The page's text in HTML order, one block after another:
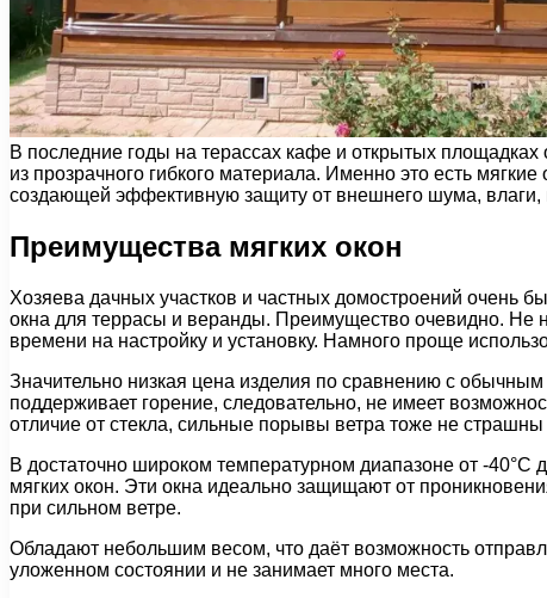
В последние годы на терассах кафе и открытых
из прозрачного гибкого материала. Именно это есть
создающей эффективную защиту от внешнего шума,
Преимущества мягких окон
Хозяева дачных участков и частных домостроений очень
окна для террасы и веранды. Преимущество очевидно. Не
времени на настройку и установку. Намного проще
Значительно низкая цена изделия по сравнению с
поддерживает горение, следовательно, не имеет
отличие от стекла, сильные порывы ветра тоже не страшны
В достаточно широком температурном диапазоне от -40°С
мягких окон. Эти окна идеально защищают от
при сильном ветре.
Обладают небольшим весом, что даёт возможность
уложенном состоянии и не занимает много места.